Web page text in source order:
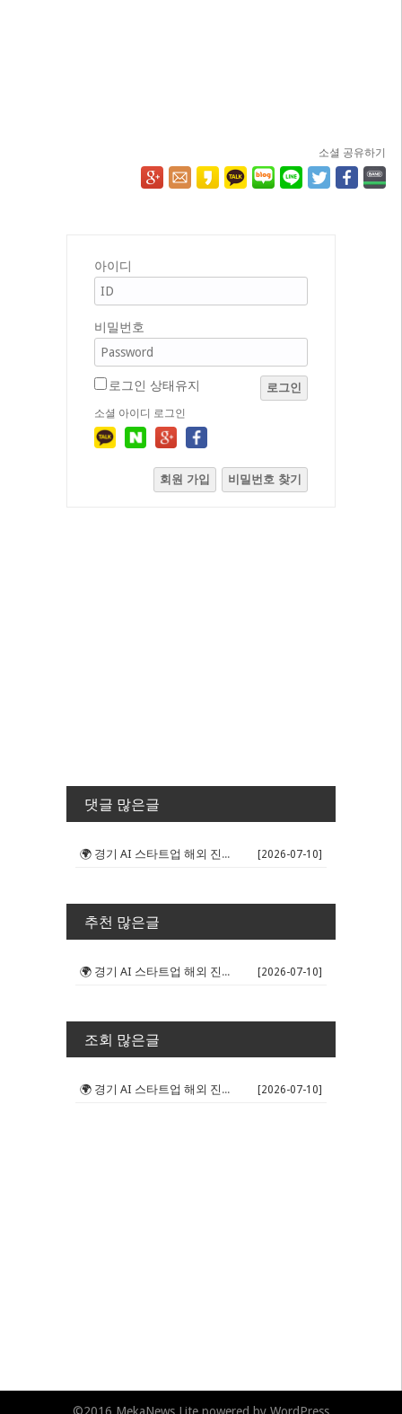
소셜 공유하기
아이디
비밀번호
로그인 상태유지 로그인
소셜 아이디 로그인
회원 가입 비밀번호 찾기
댓글 많은글
🌍 경기 AI 스타트업 해외 진출 판... [2026-07-10]
추천 많은글
🌍 경기 AI 스타트업 해외 진출 판... [2026-07-10]
조회 많은글
🌍 경기 AI 스타트업 해외 진출 판... [2026-07-10]